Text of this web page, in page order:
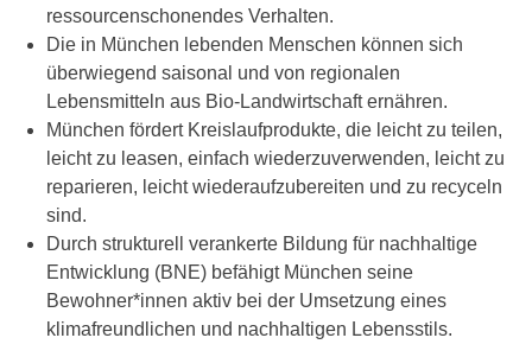
ressourcenschonendes Verhalten.
Die in München lebenden Menschen können sich
überwiegend saisonal und von regionalen
Lebensmitteln aus Bio-Landwirtschaft ernähren.
München fördert Kreislaufprodukte, die leicht zu teilen,
leicht zu leasen, einfach wiederzuverwenden, leicht zu
reparieren, leicht wiederaufzubereiten und zu recyceln
sind.
Durch strukturell verankerte Bildung für nachhaltige
Entwicklung (BNE) befähigt München seine
Bewohner*innen aktiv bei der Umsetzung eines
klimafreundlichen und nachhaltigen Lebensstils.